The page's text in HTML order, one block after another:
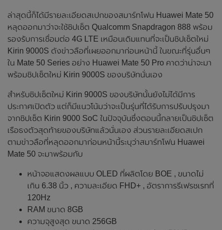
ล่าสุดนี้ก็ได้มีรายละเอียดสเปกของสมาร์ทโฟน Huawei Mate 50
หลุดออกมาว่าจะใช้ชิปเซ็ต Qualcomm Snapdragon 888 พร้อม
รองรับการเชื่อมต่อ 4G LTE เหมือนเดิมแทนที่จะเป็นชิปเซ็ตใหม่
Kirin 9000S ดังข่าวลือที่เผยออกมาก่อนหน้านี้ ในขณะที่รุ่นอื่นๆ
ใน Mate 50 Series อย่าง Huawei Mate 50 Pro คาดว่าน่าจะมา
พร้อมชิปเซ็ตใหม่ Kirin 9000S ของบริษัทนั่นเอง
สำหรับชิปเซ็ตใหม่ Kirin 9000S ของบริษัทนั้นยังไม่ได้มีการ
ประกาศเปิดตัว แต่ก็มีแนวโน้มว่าจะเป็นรุ่นที่ได้รับการปรับปรุงมา
จากชิปเซ็ต Kirin 9000 SoC ในปัจจุบันซึ่งตอนนี้กลายเป็นชิปเซ็ต
เรือธงตัวสุดท้ายของบริษัทแล้วนั่นเอง ส่วนรายละเอียดสเปก
ตามข่าวลือที่หลุดออกมาก่อนหน้านี้ระบุว่าสมาร์ทโฟน Huawei
Mate 50 จะมาพร้อมกับ
หน้าจอแสดงผลแบบ OLED ที่ผลิตโดย BOE , ขนาดไม่
เกิน 6.38 นิ้ว , ความละเอียด FHD+ , อัตราการรีเฟรชเรทที่
120Hz
RAM ขนาด 8GB
ความจุสูงสุด ขนาด 256GB